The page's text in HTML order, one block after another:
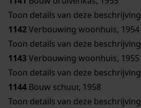
Toon details van deze beschrijving
1142Verbouwing woonhuis, 1954
Toon details van deze beschrijving
1143Verbouwing woonhuis, 1955
Toon details van deze beschrijving
1144 Bouw schuur, 1958
Toon details van deze beschrijving